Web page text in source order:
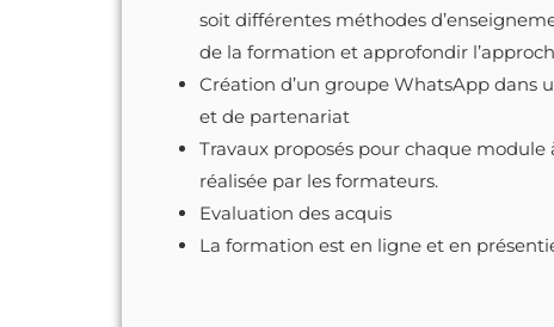
soit différentes méthodes
de la formation et approfondir
Création d’un groupe WhatsApp dans
et de partenariat
Travaux proposés pour chaque
réalisée par les formateurs.
Evaluation des acquis
La formation est en ligne et en